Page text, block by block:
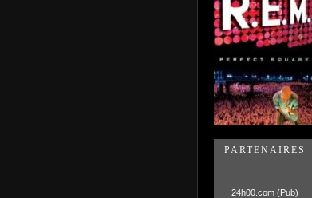
PARTENAIRES
24h00.com (Pub)